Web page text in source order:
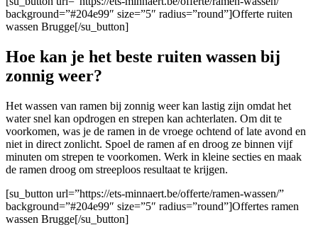
background=”#204e99″ size=”5″ radius=”round”]Offerte ruiten
wassen Brugge[/su_button]
Hoe kan je het beste ruiten wassen bij
zonnig weer?
Het wassen van ramen bij zonnig weer kan lastig zijn omdat het
water snel kan opdrogen en strepen kan achterlaten. Om dit te
voorkomen, was je de ramen in de vroege ochtend of late avond en
niet in direct zonlicht. Spoel de ramen af en droog ze binnen vijf
minuten om strepen te voorkomen. Werk in kleine secties en maak
de ramen droog om streeploos resultaat te krijgen.
[su_button url=”https://ets-minnaert.be/offerte/ramen-wassen/”
background=”#204e99″ size=”5″ radius=”round”]Offertes ramen
wassen Brugge[/su_button]